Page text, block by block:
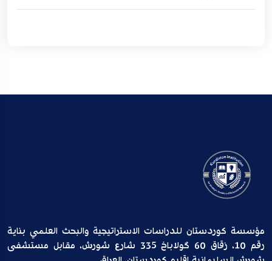
مؤسسة كوردستان للدراسات الاستراتيجية والبحث العلمي بناية
رقم 10، زقاق 60 گولاباخ 335 شارع شورش، مقابل مستشفى